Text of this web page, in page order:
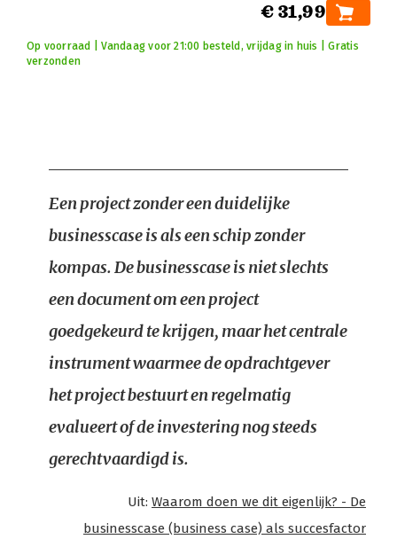
€ 31,99
Op voorraad | Vandaag voor 21:00 besteld, vrijdag in huis | Gratis
verzonden
Een project zonder een duidelijke
businesscase is als een schip zonder
kompas. De businesscase is niet slechts
een document om een project
goedgekeurd te krijgen, maar het centrale
instrument waarmee de opdrachtgever
het project bestuurt en regelmatig
evalueert of de investering nog steeds
gerechtvaardigd is.
Uit: Waarom doen we dit eigenlijk? - De
businesscase (business case) als succesfactor